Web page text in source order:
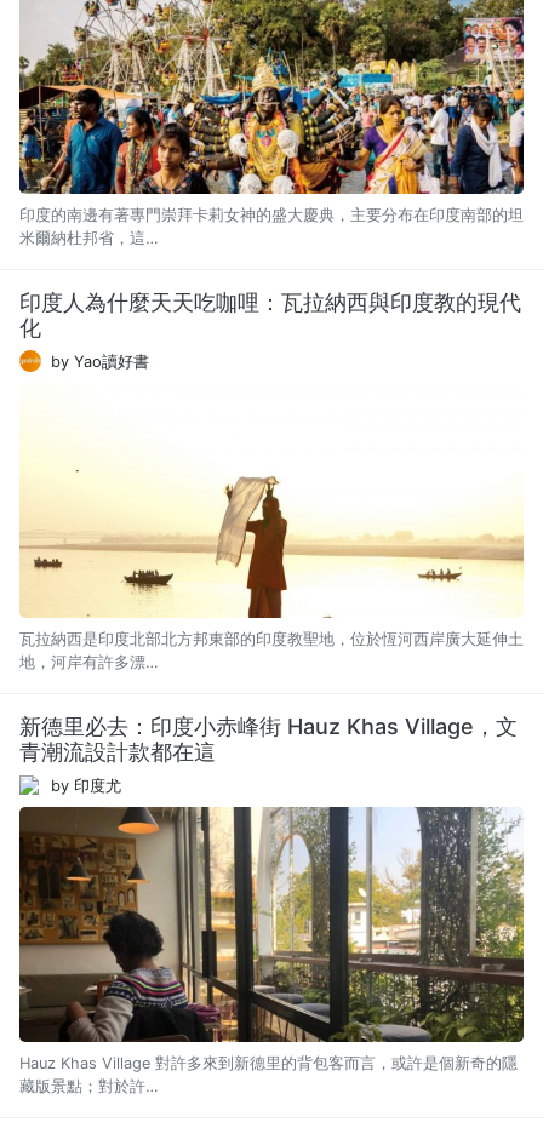
印度的南邊有著專門崇拜卡莉女神的盛大慶典，主要分布在印度南部的坦
米爾納杜邦省，這…
印度人為什麼天天吃咖哩：瓦拉納西與印度教的現代
化
by Yao讀好書
瓦拉納西是印度北部北方邦東部的印度教聖地，位於恆河西岸廣大延伸土
地，河岸有許多漂…
新德里必去：印度小赤峰街 Hauz Khas Village，文
青潮流設計款都在這
by 印度尤
Hauz Khas Village 對許多來到新德里的背包客而言，或許是個新奇的隱
藏版景點；對於許…